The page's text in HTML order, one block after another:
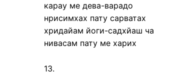
карау ме дева-варадо
нрисимхах пату сарватах
хридайам йоги-садхйаш ча
нивасам пату ме харих
13.